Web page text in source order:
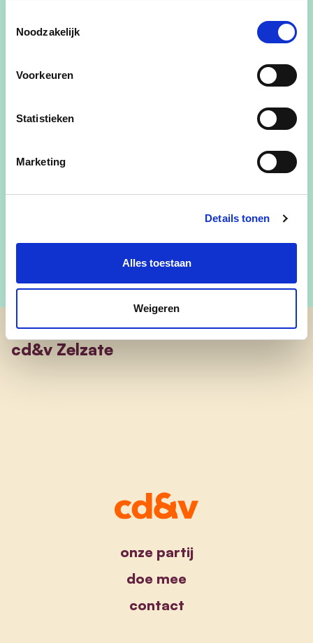
Noodzakelijk
Voorkeuren
Statistieken
Marketing
Details tonen
Alles toestaan
Weigeren
samenwerking met gemeenschappelijke
standpunten worden nagestreefd. Om die
9060' een
Daar gaan we voor!
lees meer
cd&v Zelzate
onze partij
doe mee
contact